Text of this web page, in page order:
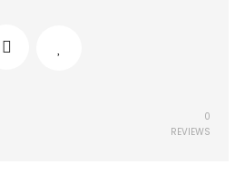
0
REVIEWS